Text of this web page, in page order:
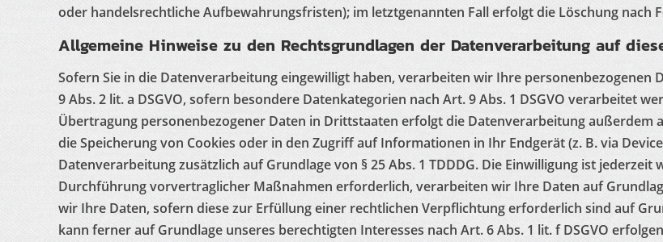
oder handelsrechtliche Aufbewahrungsfristen); im letztgenannten Fall erfolgt die Löschung nach
Allgemeine Hinweise zu den Rechtsgrundlagen der Datenverarbeitung auf
Sofern Sie in die Datenverarbeitung eingewilligt haben, verarbeiten wir Ihre personenbezogenen
9 Abs. 2 lit. a DSGVO, sofern besondere Datenkategorien nach Art. 9 Abs. 1 DSGVO verarbeitet
Übertragung personenbezogener Daten in Drittstaaten erfolgt die Datenverarbeitung außerdem
die Speicherung von Cookies oder in den Zugriff auf Informationen in Ihr Endgerät (z. B. via
Datenverarbeitung zusätzlich auf Grundlage von § 25 Abs. 1 TDDDG. Die Einwilligung ist
Durchführung vorvertraglicher Maßnahmen erforderlich, verarbeiten wir Ihre Daten auf
wir Ihre Daten, sofern diese zur Erfüllung einer rechtlichen Verpflichtung erforderlich sind auf
kann ferner auf Grundlage unseres berechtigten Interesses nach Art. 6 Abs. 1 lit. f DSGVO